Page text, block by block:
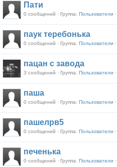
Пати
0 сообщений · Группа: Пользователи ·
паук теребонька
0 сообщений · Группа: Пользователи ·
пацан с завода
3 сообщений · Группа: Пользователи ·
паша
0 сообщений · Группа: Пользователи ·
пашелрв5
0 сообщений · Группа: Пользователи ·
печенька
0 сообщений · Группа: Пользователи ·